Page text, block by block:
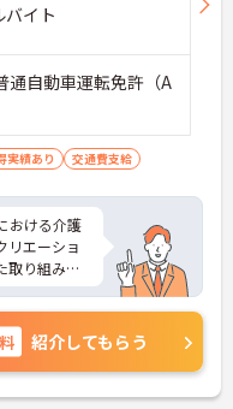
イト
自動車運転免許（A
実績あり 交通費支給
おける介護
リエーショ
取り組みを
もあるので
業が月平均0
を保ちな
など、さら
紹介してもらう